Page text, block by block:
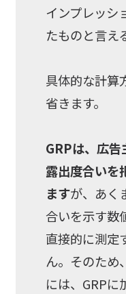
インプレッシ
たものと言え
具体的な計算
省きます。
GRPは、広
露出度合いを
ますが、あく
合いを示す数
直接的に測定
ん。そのため
には、GRPに